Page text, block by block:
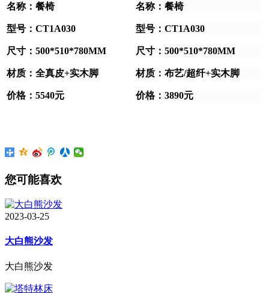
名称：餐椅
型号：CT1A030
尺寸：500*510*780MM
材质：全真皮+实木脚
价格：5540元
名称：餐椅
型号：CT1A030
尺寸：500*510*780MM
材质：布艺/超纤+实木脚
价格：3890元
您可能喜欢
2023-03-25
大白熊沙发
大白熊沙发